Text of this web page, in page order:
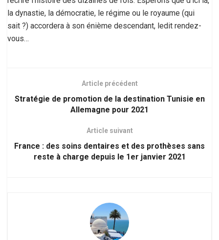
la dynastie, la démocratie, le régime ou le royaume (qui
sait ?) accordera à son énième descendant, ledit rendez-
vous…
Article précédent
Stratégie de promotion de la destination Tunisie en
Allemagne pour 2021
Article suivant
France : des soins dentaires et des prothèses sans
reste à charge depuis le 1er janvier 2021